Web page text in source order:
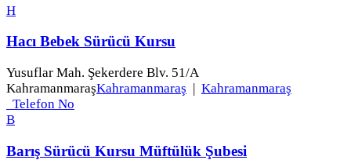
H
Hacı Bebek Sürücü Kursu
Yusuflar Mah. Şekerdere Blv. 51/A
KahramanmaraşKahramanmaraş | Kahramanmaraş
Telefon No
B
Barış Sürücü Kursu Müftülük Şubesi